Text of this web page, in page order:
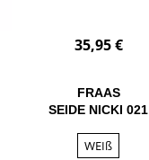
35,95 €
FRAAS
SEIDE NICKI 021
WEIß